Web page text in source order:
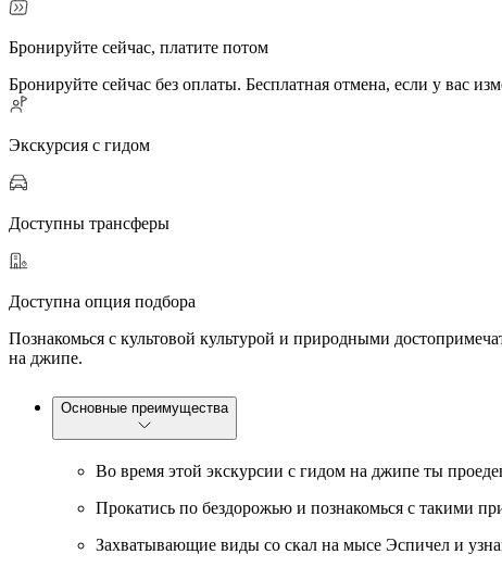
Бронируйте сейчас, платите потом
Бронируйте сейчас без оплаты. Бесплатная отмена, если у вас
Экскурсия с гидом
Доступны трансферы
Доступна опция подбора
Познакомься с культовой культурой и природными
на джипе.
Основные преимущества
Во время этой экскурсии с гидом на джипе ты
Прокатись по бездорожью и познакомься с такими
Захватывающие виды со скал на мысе Эспичел и